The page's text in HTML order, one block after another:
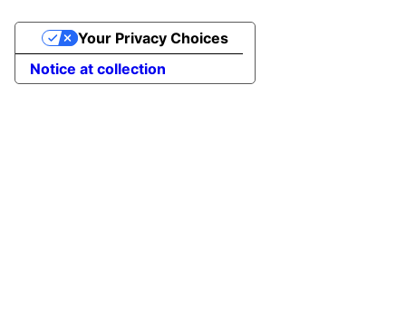
Notice at collection
Your Privacy Choices